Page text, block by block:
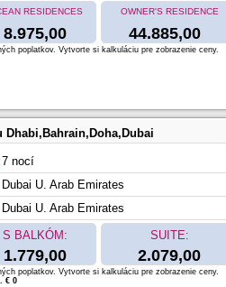
RESIDENCES
8.975,00
OWNER'S RESIDENCE
44.885,00
poplatkov. Vytvorte si kalkuláciu pre zobrazenie ceny.
Dhabi,Bahrain,Doha,Dubai
7 nocí
Dubai U. Arab Emirates
Dubai U. Arab Emirates
S BALKÓM:
1.779,00
SUITE:
2.079,00
poplatkov. Vytvorte si kalkuláciu pre zobrazenie ceny.
€ 0